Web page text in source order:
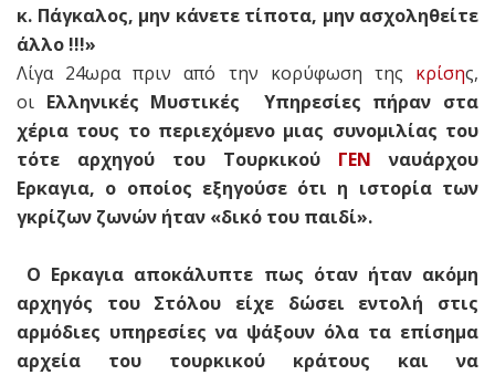
κ. Πάγκαλος, μην κάνετε τίποτα, μην ασχοληθείτε
άλλο !!!»
Λίγα 24ωρα πριν από την κορύφωση της κρίσης,
οι Ελληνικές Μυστικές Υπηρεσίες πήραν στα
χέρια τους το περιεχόμενο μιας συνομιλίας του
τότε αρχηγού του Τουρκικού ΓΕΝ ναυάρχου
Ερκαγια, ο οποίος εξηγούσε ότι η ιστορία των
γκρίζων ζωνών ήταν «δικό του παιδί».
Ο Ερκαγια αποκάλυπτε πως όταν ήταν ακόμη
αρχηγός του Στόλου είχε δώσει εντολή στις
αρμόδιες υπηρεσίες να ψάξουν όλα τα επίσημα
αρχεία του τουρκικού κράτους και να